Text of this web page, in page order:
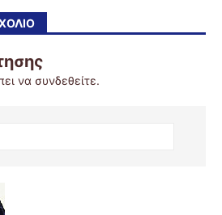
να συνδεθείτε.